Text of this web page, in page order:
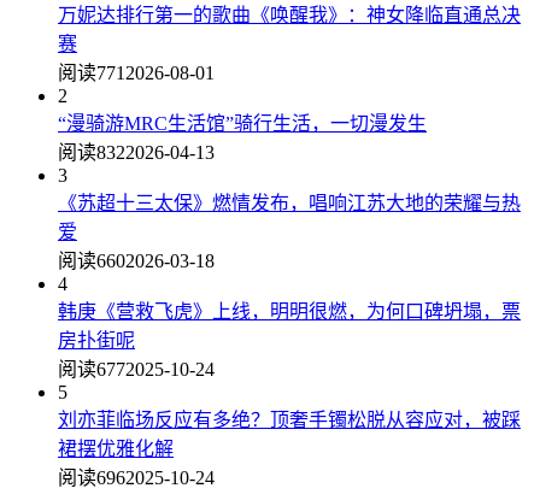
万妮达排行第一的歌曲《唤醒我》：神女降临直通总决
赛
阅读771 2026-08-01
2
“漫骑游MRC生活馆”骑行生活，一切漫发生
阅读8322026-04-13
3
《苏超十三太保》燃情发布，唱响江苏大地的荣耀与热
爱
阅读6602026-03-18
4
韩庚《营救飞虎》上线，明明很燃，为何口碑坍塌，票
房扑街呢
阅读6772025-10-24
5
刘亦菲临场反应有多绝？顶奢手镯松脱从容应对，被踩
裙摆优雅化解
阅读6962025-10-24